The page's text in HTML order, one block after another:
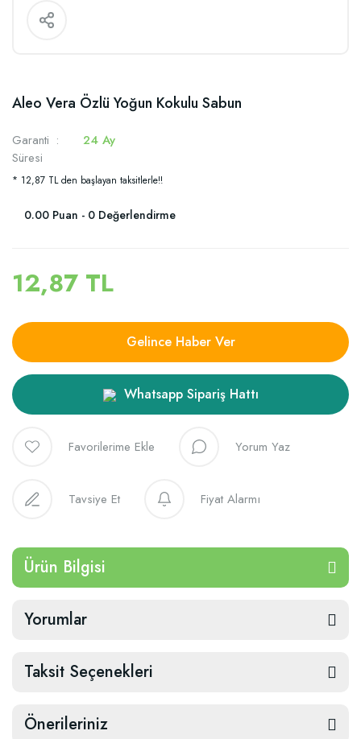
Aleo Vera Özlü Yoğun Kokulu Sabun
Garanti
Süresi
24 Ay
* 12,87 TL den başlayan taksitlerle!!
0.00 Puan - 0 Değerlendirme
12,87 TL
Gelince Haber Ver
Whatsapp Sipariş Hattı
Yorum Yaz
Tavsiye Et Fiyat Alarmı
Ürün Bilgisi
Yorumlar
Taksit Seçenekleri
Önerileriniz